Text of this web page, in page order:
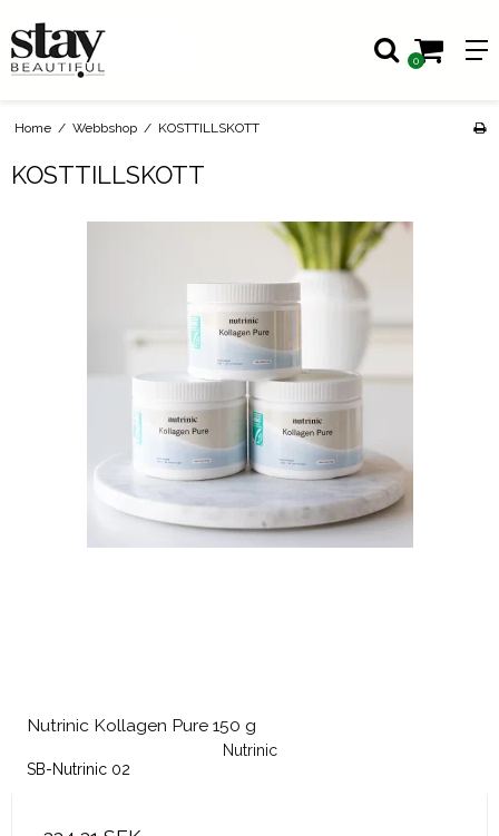
0
Home / Webbshop / KOSTTILLSKOTT
KOSTTILLSKOTT
Nutrinic Kollagen Pure 150 g
Nutrinic
SB-Nutrinic 02